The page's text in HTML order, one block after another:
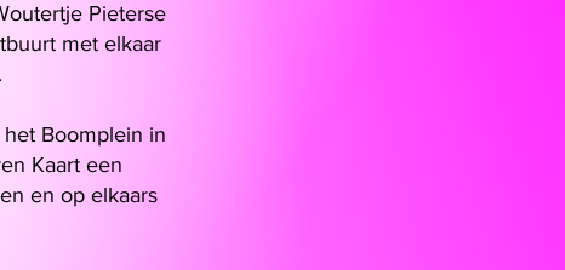
Pieterse
met elkaar
Boomplein in
Kaart een
en op elkaars